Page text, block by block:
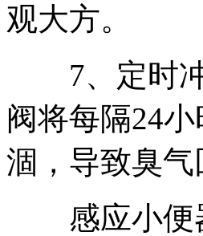
观大方。
7、定时冲
阀将每隔24
涸，导致臭气
感应小便